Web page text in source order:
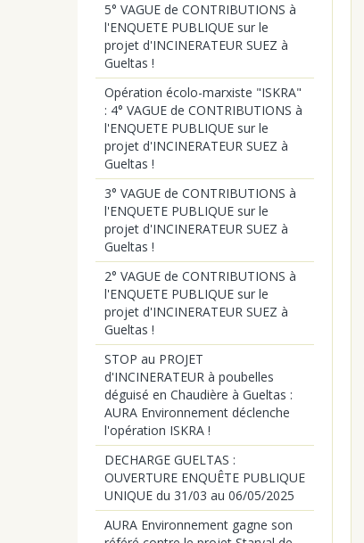
5° VAGUE de CONTRIBUTIONS à
l'ENQUETE PUBLIQUE sur le
projet d'INCINERATEUR SUEZ à
Gueltas !
Opération écolo-marxiste "ISKRA"
: 4° VAGUE de CONTRIBUTIONS à
l'ENQUETE PUBLIQUE sur le
projet d'INCINERATEUR SUEZ à
Gueltas !
3° VAGUE de CONTRIBUTIONS à
l'ENQUETE PUBLIQUE sur le
projet d'INCINERATEUR SUEZ à
Gueltas !
2° VAGUE de CONTRIBUTIONS à
l'ENQUETE PUBLIQUE sur le
projet d'INCINERATEUR SUEZ à
Gueltas !
STOP au PROJET
d'INCINERATEUR à poubelles
déguisé en Chaudière à Gueltas :
AURA Environnement déclenche
l'opération ISKRA !
DECHARGE GUELTAS :
OUVERTURE ENQUÊTE PUBLIQUE
UNIQUE du 31/03 au 06/05/2025
AURA Environnement gagne son